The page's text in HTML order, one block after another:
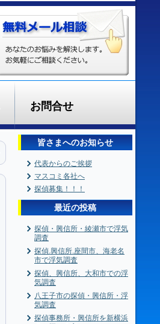
お問合せ
皆さまへのお知らせ
代表からのご挨拶
マスコミ各社へ
探偵募集！！！
最近の投稿
探偵・興信所・綾瀬市で浮気
調査
探偵.興信所.座間市、海老名
市で浮気調査
探偵、興信所、大和市での浮
気調査
八王子市の探偵・興信所・浮
気調査
探偵事務所・興信所を新横浜